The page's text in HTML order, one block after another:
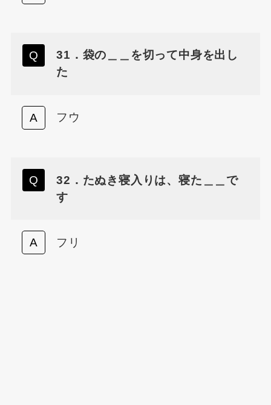
31．袋の＿＿を切って中身を出し
た
フウ
32．たぬき寝入りは、寝た＿＿で
す
フリ